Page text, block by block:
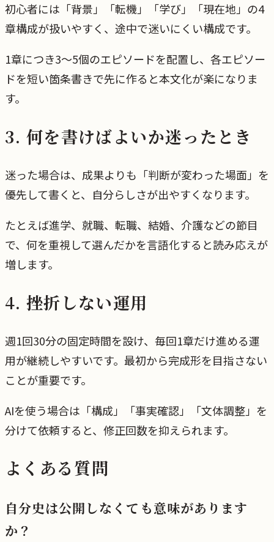
初心者には「背景」「転機」「学び」「現在地」の4
章構成が扱いやすく、途中で迷いにくい構成です。
1章につき3〜5個のエピソードを配置し、各エピソー
ドを短い箇条書きで先に作ると本文化が楽になりま
す。
3. 何を書けばよいか迷ったとき
迷った場合は、成果よりも「判断が変わった場面」を
優先して書くと、自分らしさが出やすくなります。
たとえば進学、就職、転職、結婚、介護などの節目
で、何を重視して選んだかを言語化すると読み応えが
増します。
4. 挫折しない運用
週1回30分の固定時間を設け、毎回1章だけ進める運
用が継続しやすいです。最初から完成形を目指さない
ことが重要です。
AIを使う場合は「構成」「事実確認」「文体調整」を
分けて依頼すると、修正回数を抑えられます。
よくある質問
自分史は公開しなくても意味があります
か？